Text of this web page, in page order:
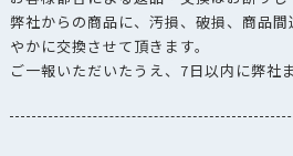
弊社からの商品に、汚損、破損、商品
やかに交換させて頂きます。
ご一報いただいたうえ、7日以内に弊社